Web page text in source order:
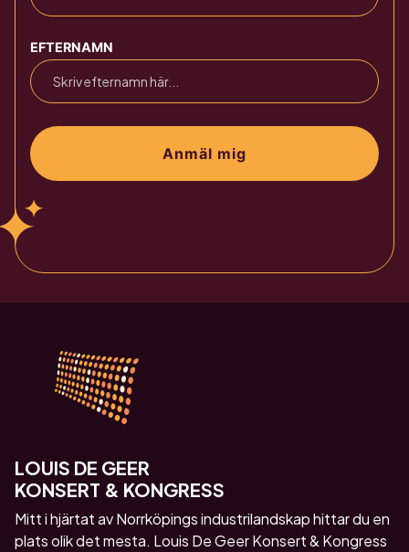
EFTERNAMN
Anmäl mig
LOUIS DE GEER
KONSERT & KONGRESS
Mitt i hjärtat av Norrköpings industrilandskap hittar du en
plats olik det mesta. Louis De Geer Konsert & Kongress